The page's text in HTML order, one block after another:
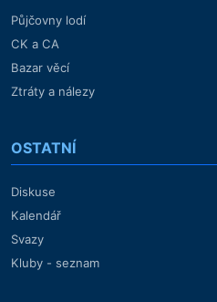
Půjčovny lodí
CK a CA
Bazar věcí
Ztráty a nálezy
OSTATNÍ
Diskuse
Kalendář
Svazy
Kluby - seznam